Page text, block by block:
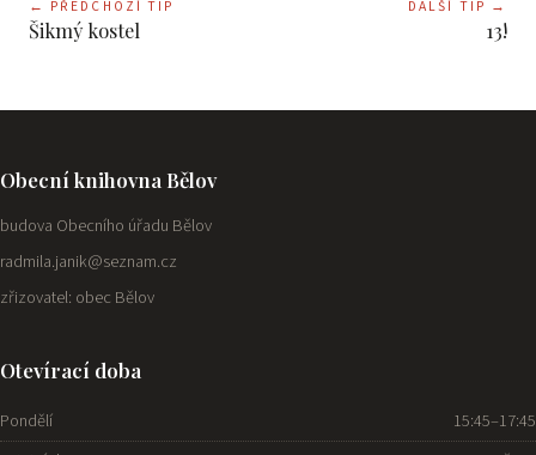
← PŘEDCHOZÍ TIP
Šikmý kostel
DALŠÍ TIP →
13!
Obecní knihovna Bělov
budova Obecního úřadu Bělov
radmila.janik@seznam.cz
zřizovatel: obec Bělov
Otevírací doba
Pondělí
15:45–17:45